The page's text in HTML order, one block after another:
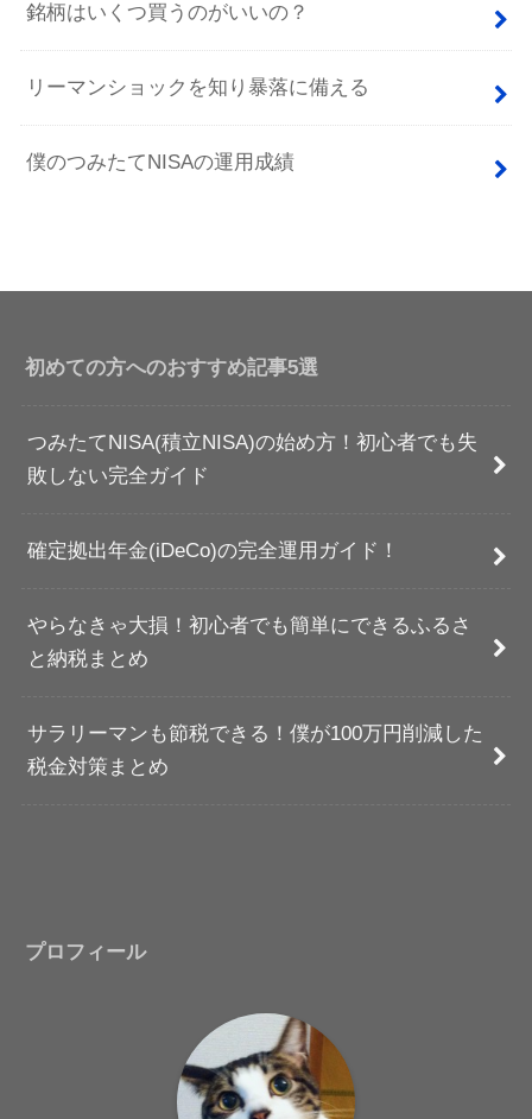
銘柄はいくつ買うのがいいの？
リーマンショックを知り暴落に備える
僕のつみたてNISAの運用成績
初めての方へのおすすめ記事5選
つみたてNISA(積立NISA)の始め方！初心者でも失
敗しない完全ガイド
確定拠出年金(iDeCo)の完全運用ガイド！
やらなきゃ大損！初心者でも簡単にできるふるさ
と納税まとめ
サラリーマンも節税できる！僕が100万円削減した
税金対策まとめ
プロフィール